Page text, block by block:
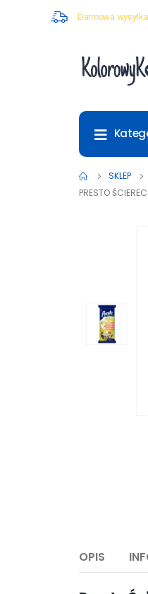
Darmowa
SKLEP
PRESTO
OPIS